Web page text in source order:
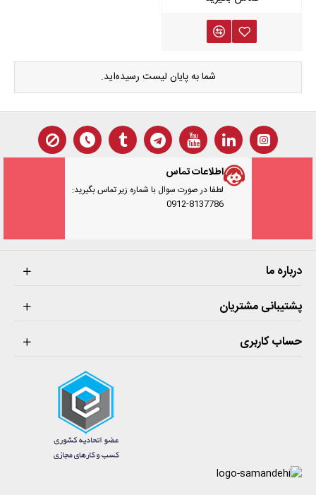
شما به پایان لیست رسیده‌اید.
اطلاعات تماس
لطفا در صورت سوال با شماره زیر تماس بگیرید:
0912-8137786
درباره ما
پشتیبانی مشتریان
حساب کاربری